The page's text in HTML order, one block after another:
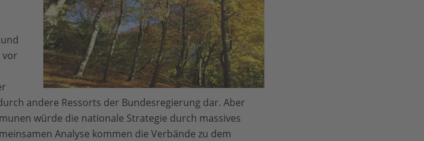
vor
andere Ressorts der Bundesregierung dar. Aber
würde die nationale Strategie durch massives
Analyse kommen die Verbände zu dem